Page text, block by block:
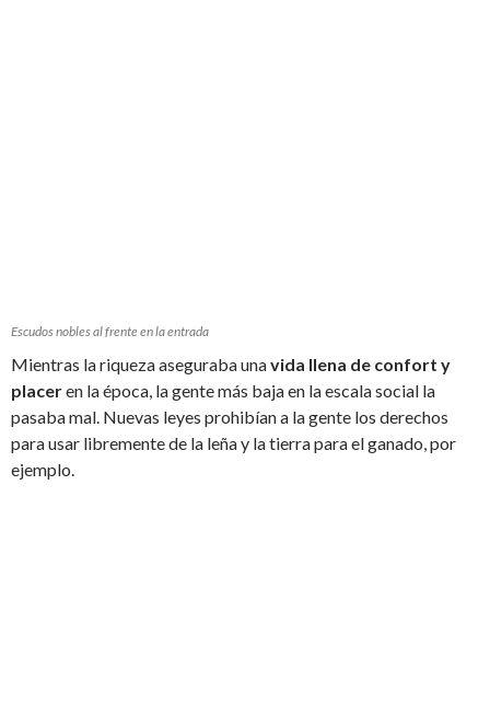
Escudos nobles al frente en la entrada
Mientras la riqueza aseguraba unavida llena de confort y
placeren la época, la gente más baja en la escala social la
pasaba mal. Nuevas leyes prohibían a la gente los derechos
para usar libremente de la leña y la tierra para el ganado, por
ejemplo.